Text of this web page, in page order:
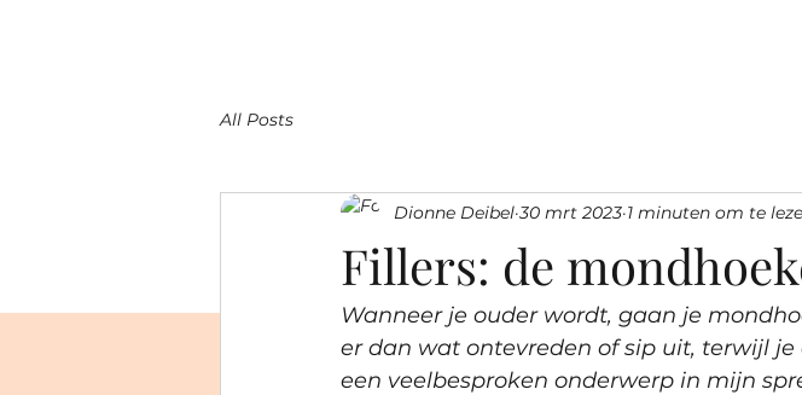
All Posts
Fillers: de
Dionne Deibel 30 mrt 2023 1 minuten om te
Wanneer je ouder wordt, gaan je
er dan wat ontevreden of sip uit, terwijl
een veelbesproken onderwerp in mijn